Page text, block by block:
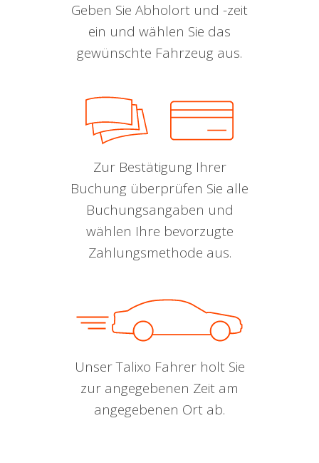
Geben Sie Abholort und -zeit
ein und wählen Sie das
gewünschte Fahrzeug aus.
Zur Bestätigung Ihrer
Buchung überprüfen Sie alle
Buchungsangaben und
wählen Ihre bevorzugte
Zahlungsmethode aus.
Unser Talixo Fahrer holt Sie
zur angegebenen Zeit am
angegebenen Ort ab.